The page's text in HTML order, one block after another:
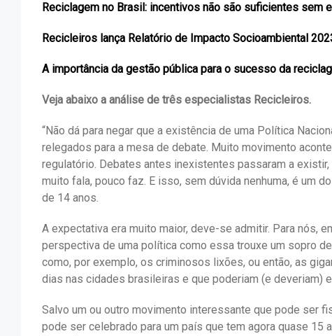
Reciclagem no Brasil: incentivos não são suficientes sem
Recicleiros lança Relatório de Impacto Socioambiental
A importância da gestão pública para o sucesso da
Veja abaixo a análise de três especialistas Recicleiros.
“Não dá para negar que a existência de uma Política
relegados para a mesa de debate. Muito movimento
regulatório. Debates antes inexistentes passaram a
muito fala, pouco faz. E isso, sem dúvida nenhuma, é um
de 14 anos.
A expectativa era muito maior, deve-se admitir. Para nós,
perspectiva de uma política como essa trouxe um sopro
como, por exemplo, os criminosos lixões, ou então, as
dias nas cidades brasileiras e que poderiam (e deveriam)
Salvo um ou outro movimento interessante que pode ser
pode ser celebrado para um país que tem agora quase